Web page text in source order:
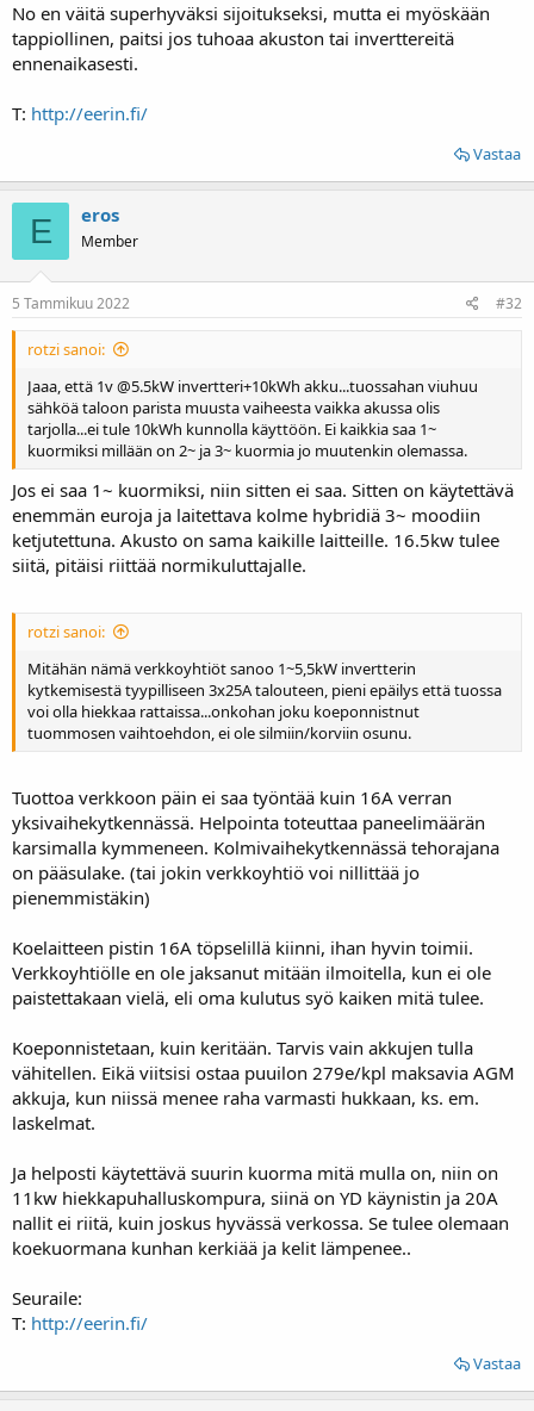
No en väitä superhyväksi sijoitukseksi, mutta ei myöskään
tappiollinen, paitsi jos tuhoaa akuston tai inverttereitä
ennenaikasesti.
T: http://eerin.fi/
Vastaa
E eros
Member
5 Tammikuu 2022 #32
rotzi sanoi:
Jaaa, että 1v @5.5kW invertteri+10kWh akku...tuossahan viuhuu
sähköä taloon parista muusta vaiheesta vaikka akussa olis
tarjolla...ei tule 10kWh kunnolla käyttöön. Ei kaikkia saa 1~
kuormiksi millään on 2~ ja 3~ kuormia jo muutenkin olemassa.
Jos ei saa 1~ kuormiksi, niin sitten ei saa. Sitten on käytettävä
enemmän euroja ja laitettava kolme hybridiä 3~ moodiin
ketjutettuna. Akusto on sama kaikille laitteille. 16.5kw tulee
siitä, pitäisi riittää normikuluttajalle.
rotzi sanoi:
Mitähän nämä verkkoyhtiöt sanoo 1~5,5kW invertterin
kytkemisestä tyypilliseen 3x25A talouteen, pieni epäilys että tuossa
voi olla hiekkaa rattaissa...onkohan joku koeponnistnut
tuommosen vaihtoehdon, ei ole silmiin/korviin osunu.
Tuottoa verkkoon päin ei saa työntää kuin 16A verran
yksivaihekytkennässä. Helpointa toteuttaa paneelimäärän
karsimalla kymmeneen. Kolmivaihekytkennässä tehorajana
on pääsulake. (tai jokin verkkoyhtiö voi nillittää jo
pienemmistäkin)
Koelaitteen pistin 16A töpselillä kiinni, ihan hyvin toimii.
Verkkoyhtiölle en ole jaksanut mitään ilmoitella, kun ei ole
paistettakaan vielä, eli oma kulutus syö kaiken mitä tulee.
Koeponnistetaan, kuin keritään. Tarvis vain akkujen tulla
vähitellen. Eikä viitsisi ostaa puuilon 279e/kpl maksavia AGM
akkuja, kun niissä menee raha varmasti hukkaan, ks. em.
laskelmat.
Ja helposti käytettävä suurin kuorma mitä mulla on, niin on
11kw hiekkapuhalluskompura, siinä on YD käynistin ja 20A
nallit ei riitä, kuin joskus hyvässä verkossa. Se tulee olemaan
koekuormana kunhan kerkiää ja kelit lämpenee..
Seuraile:
T: http://eerin.fi/
Vastaa